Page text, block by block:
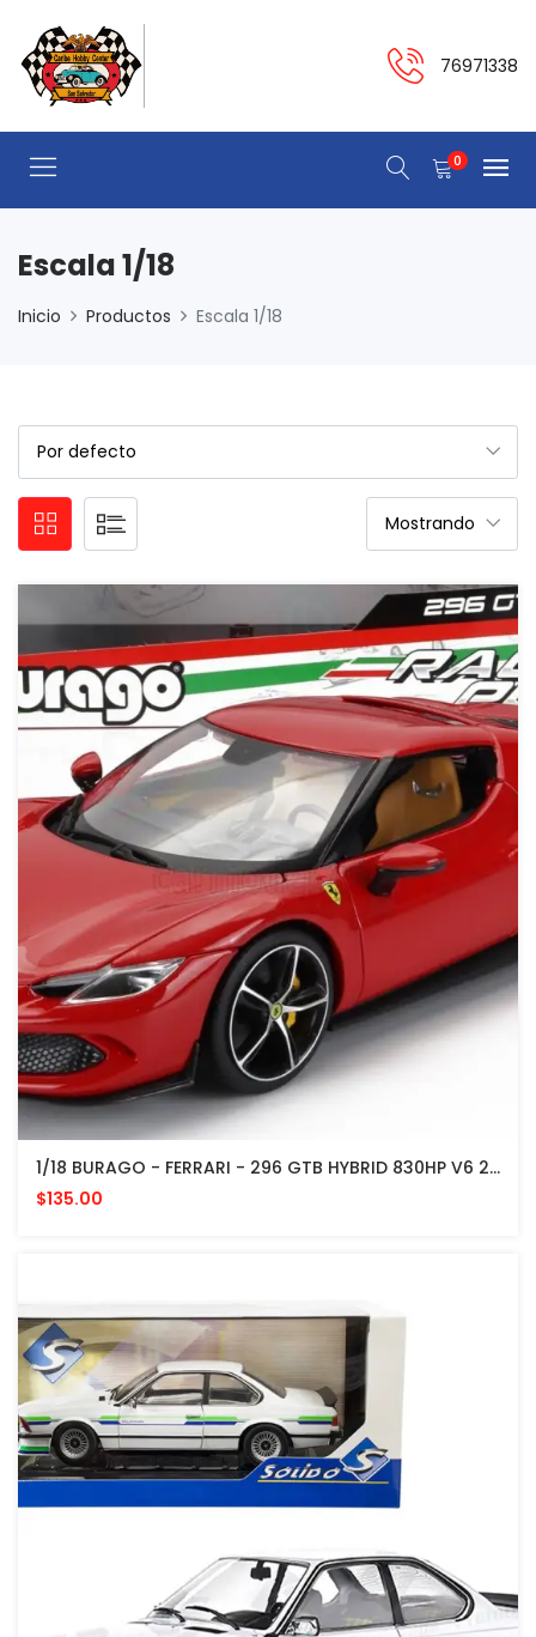
76971338
0
Escala 1/18
Inicio Productos Escala 1/18
1/18 BURAGO - FERRARI - 296 GTB HYBRID 830HP V6 2021 - EXCLUSIVE CARMODEL
$135.00